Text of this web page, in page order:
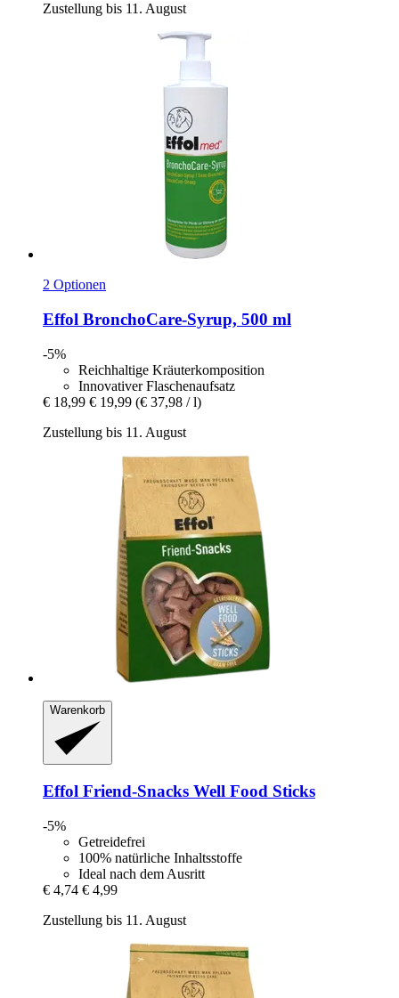
Zustellung bis 11. August
2 Optionen
Effol BronchoCare-​Syrup, 500 ml
-5%
Reichhaltige Kräuterkomposition
Innovativer Flaschenaufsatz
€ 18,99 € 19,99 (€ 37,98 / l)
Zustellung bis 11. August
Warenkorb
Effol Friend-​Snacks Well Food Sticks
-5%
Getreidefrei
100% natürliche Inhaltsstoffe
Ideal nach dem Ausritt
€ 4,74 € 4,99
Zustellung bis 11. August